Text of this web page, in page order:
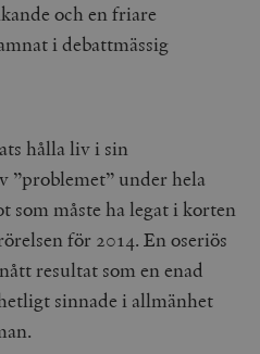
och en friare
i debattmässig
hålla liv i sin
”problemet” under hela
som måste ha legat i korten
för 2014. En oseriös
resultat som en enad
sinnade i allmänhet